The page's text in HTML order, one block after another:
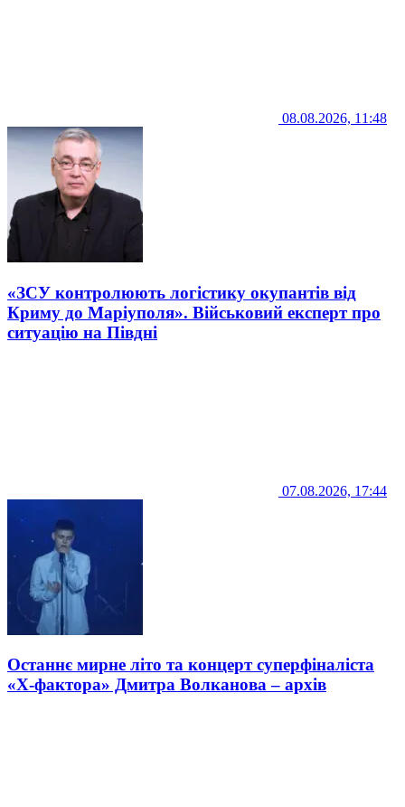
08.08.2026, 11:48
«ЗСУ контролюють логістику окупантів від
Криму до Маріуполя». Військовий експерт про
ситуацію на Півдні
07.08.2026, 17:44
Останнє мирне літо та концерт суперфіналіста
«Х-фактора» Дмитра Волканова – архів